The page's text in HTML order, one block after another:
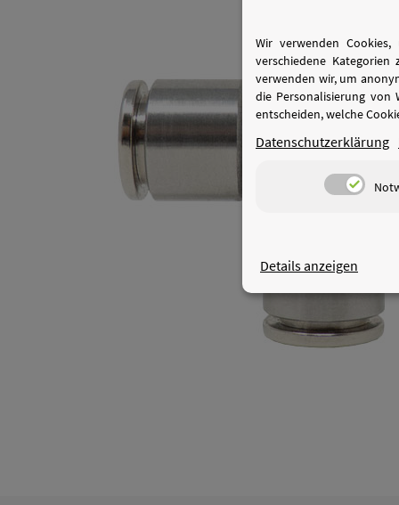
Wir verwenden
verschiedene
verwenden wir, um
die Personalisierung von
entscheiden, welche
Datenschutzerklärung
Details anzeigen